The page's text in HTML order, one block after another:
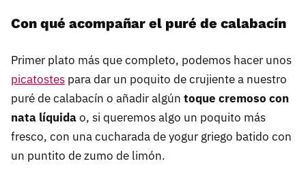
Con qué acompañar el puré de calabacín
Primer plato más que completo, podemos hacer unos
picatostes para dar un poquito de crujiente a nuestro
puré de calabacín o añadir algún toque cremoso con
nata líquidao, si queremos algo un poquito más
fresco, con una cucharada de yogur griego batido con
un puntito de zumo de limón.